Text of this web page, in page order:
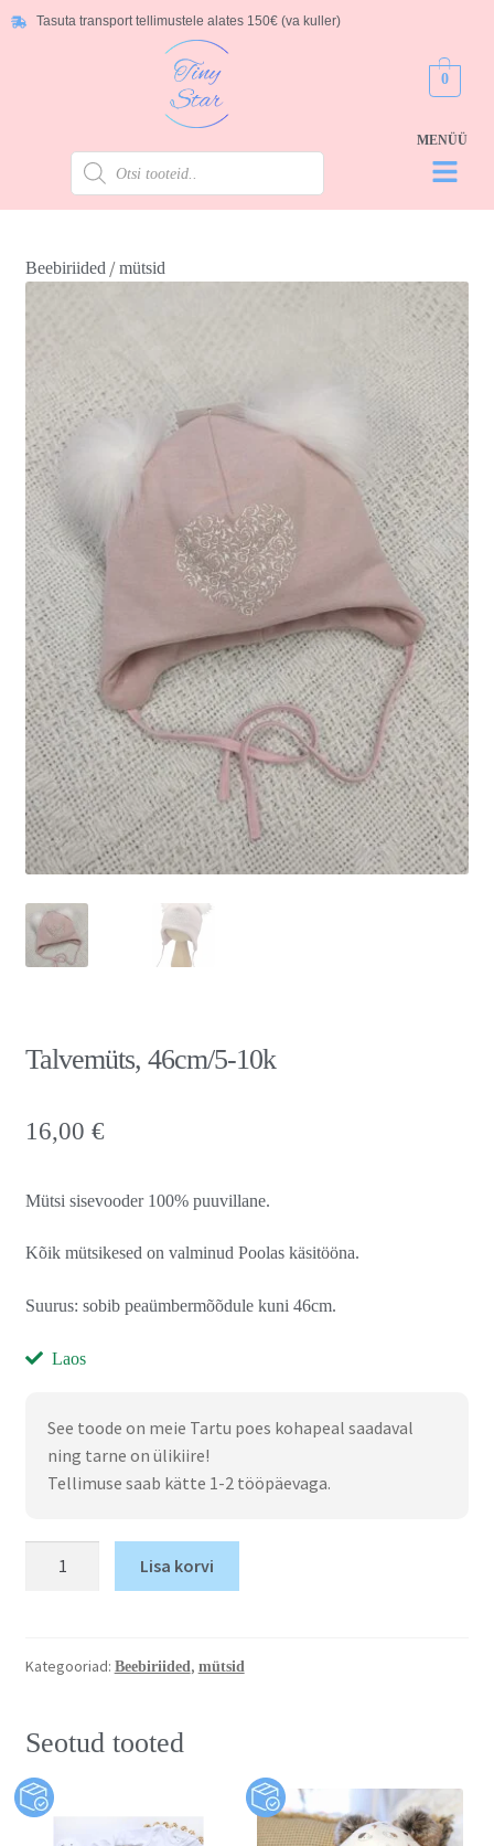
Tasuta transport tellimustele alates 150€ (va kuller)
0
Beebiriided/mütsid
Talvemüts, 46cm/5-10k
16,00 €
Mütsi sisevooder 100% puuvillane.
Kõik mütsikesed on valminud Poolas käsitööna.
Suurus: sobib peaümbermõõdule kuni 46cm.
Laos
See toode on meie Tartu poes kohapeal saadaval
ning tarne on ülikiire!
Tellimuse saab kätte 1-2 tööpäevaga.
Lisa korvi
Kategooriad: Beebiriided, mütsid
Seotud tooted